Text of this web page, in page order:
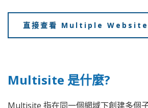
直接查看 Multiple Website
Multisite 是什麼?
Multisite 指在同一個網域下創建多個